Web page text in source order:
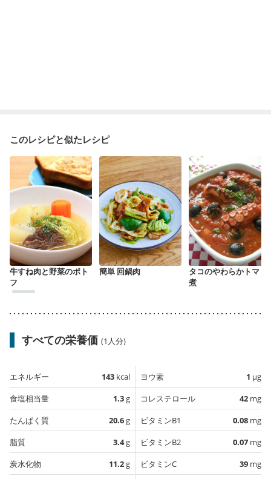
このレシピと似たレシピ
牛すね肉と野菜のポト
フ
簡単 回鍋肉
タコのやわらかトマト
煮
すべての栄養価 (1人分)
エネルギー 143 kcal
食塩相当量
1.3g
たんぱく質
20.6g
脂質
3.4g
炭水化物
11.2g
ヨウ素 1 µg
コレステロール
42 mg
ビタミンB1
0.08 mg
ビタミンB2
0.07 mg
ビタミンC
39 mg